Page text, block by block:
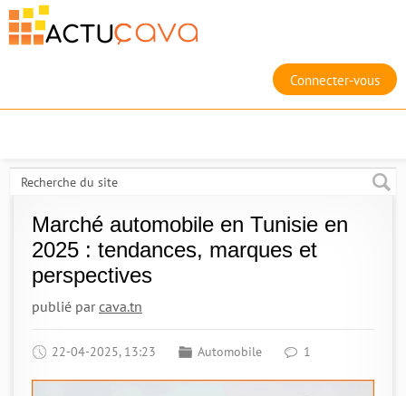
Connecter-vous
Marché automobile en Tunisie en
2025 : tendances, marques et
perspectives
publié parcava.tn
22-04-2025, 13:23 Automobile 1